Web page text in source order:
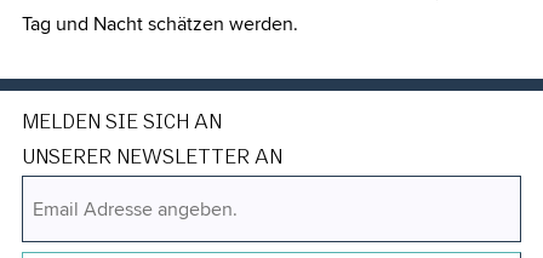
Tag und Nacht schätzen werden.
MELDEN SIE SICH AN
UNSERER NEWSLETTER AN